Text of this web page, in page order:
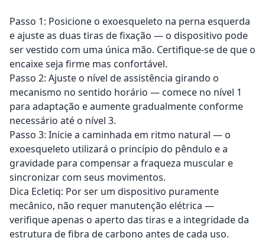
Passo 1: Posicione o exoesqueleto na perna esquerda
e ajuste as duas tiras de fixação — o dispositivo pode
ser vestido com uma única mão. Certifique-se de que o
encaixe seja firme mas confortável.
Passo 2: Ajuste o nível de assistência girando o
mecanismo no sentido horário — comece no nível 1
para adaptação e aumente gradualmente conforme
necessário até o nível 3.
Passo 3: Inicie a caminhada em ritmo natural — o
exoesqueleto utilizará o princípio do pêndulo e a
gravidade para compensar a fraqueza muscular e
sincronizar com seus movimentos.
Dica Ecletiq: Por ser um dispositivo puramente
mecânico, não requer manutenção elétrica —
verifique apenas o aperto das tiras e a integridade da
estrutura de fibra de carbono antes de cada uso.